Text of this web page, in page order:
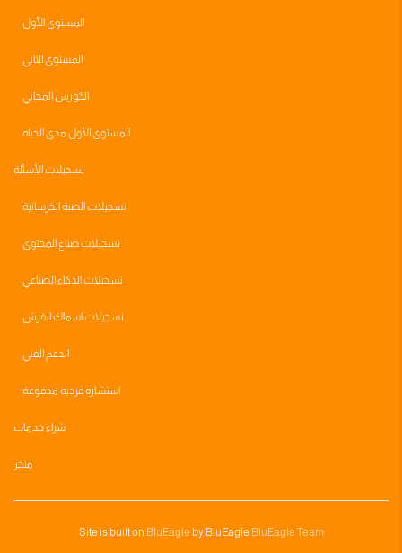
المستوى الأول
المستوى الثاني
الكورس المجاني
المستوى الأول مدى الحياه
تسجيلات الأسئلة
تسجيلات الصبة الخرسانية
تسجيلات صناع المحتوى
تسجيلات الذكاء الصناعي
تسجيلات اسماك القرش
الدعم الفني
استشاره فرديه مدفوعة
شراء خدمات
متجر
Site is built on BluEagle by BluEagle BluEagle Team